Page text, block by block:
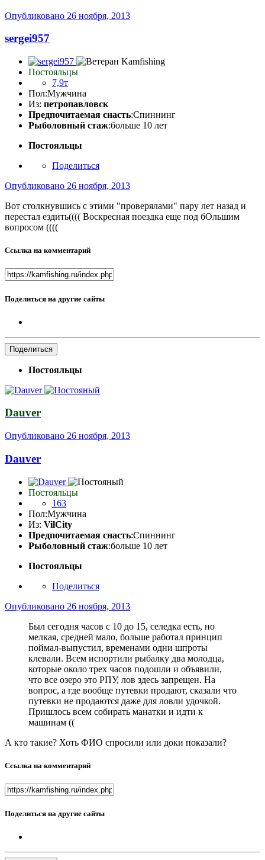
Опубликовано 26 ноября, 2013
sergei957
Постояльцы
7,9т
Пол:Мужчина
Из: петропавловск
Предпочитаемая снасть:Спиннинг
Рыболовный стаж:больше 10 лет
Постояльцы
Поделиться
Опубликовано 26 ноября, 2013
Вот столкнувшись с этими "проверялами" пару лет назад и
перестал ездить(((( Воскресная поездка еще под бОльшим
вопросом ((((
Ссылка на комментарий
Поделиться на другие сайты
Поделиться
Постояльцы
Dauver
Опубликовано 26 ноября, 2013
Dauver
Постояльцы
163
Пол:Мужчина
Из: VilCity
Предпочитаемая снасть:Спиннинг
Рыболовный стаж:больше 10 лет
Постояльцы
Поделиться
Опубликовано 26 ноября, 2013
Был сегодня часов с 10 до 15, селедка есть, но
мелкая, средней мало, больше работал принцип
поймал-выпустил, временами одни шпроты
клевали. Всем испортили рыбалку два молодца,
которые около трех часов подошли и объявили,
что все озеро это РПУ, лов здесь запрещен. На
вопрос, а где вообще путевки продают, сказали что
путевки не продаются даже для ловли удочкой.
Пришлось всем собирать манатки и идти к
машинам ((
А кто такие? Хоть ФИО спросили или доки показали?
Ссылка на комментарий
Поделиться на другие сайты